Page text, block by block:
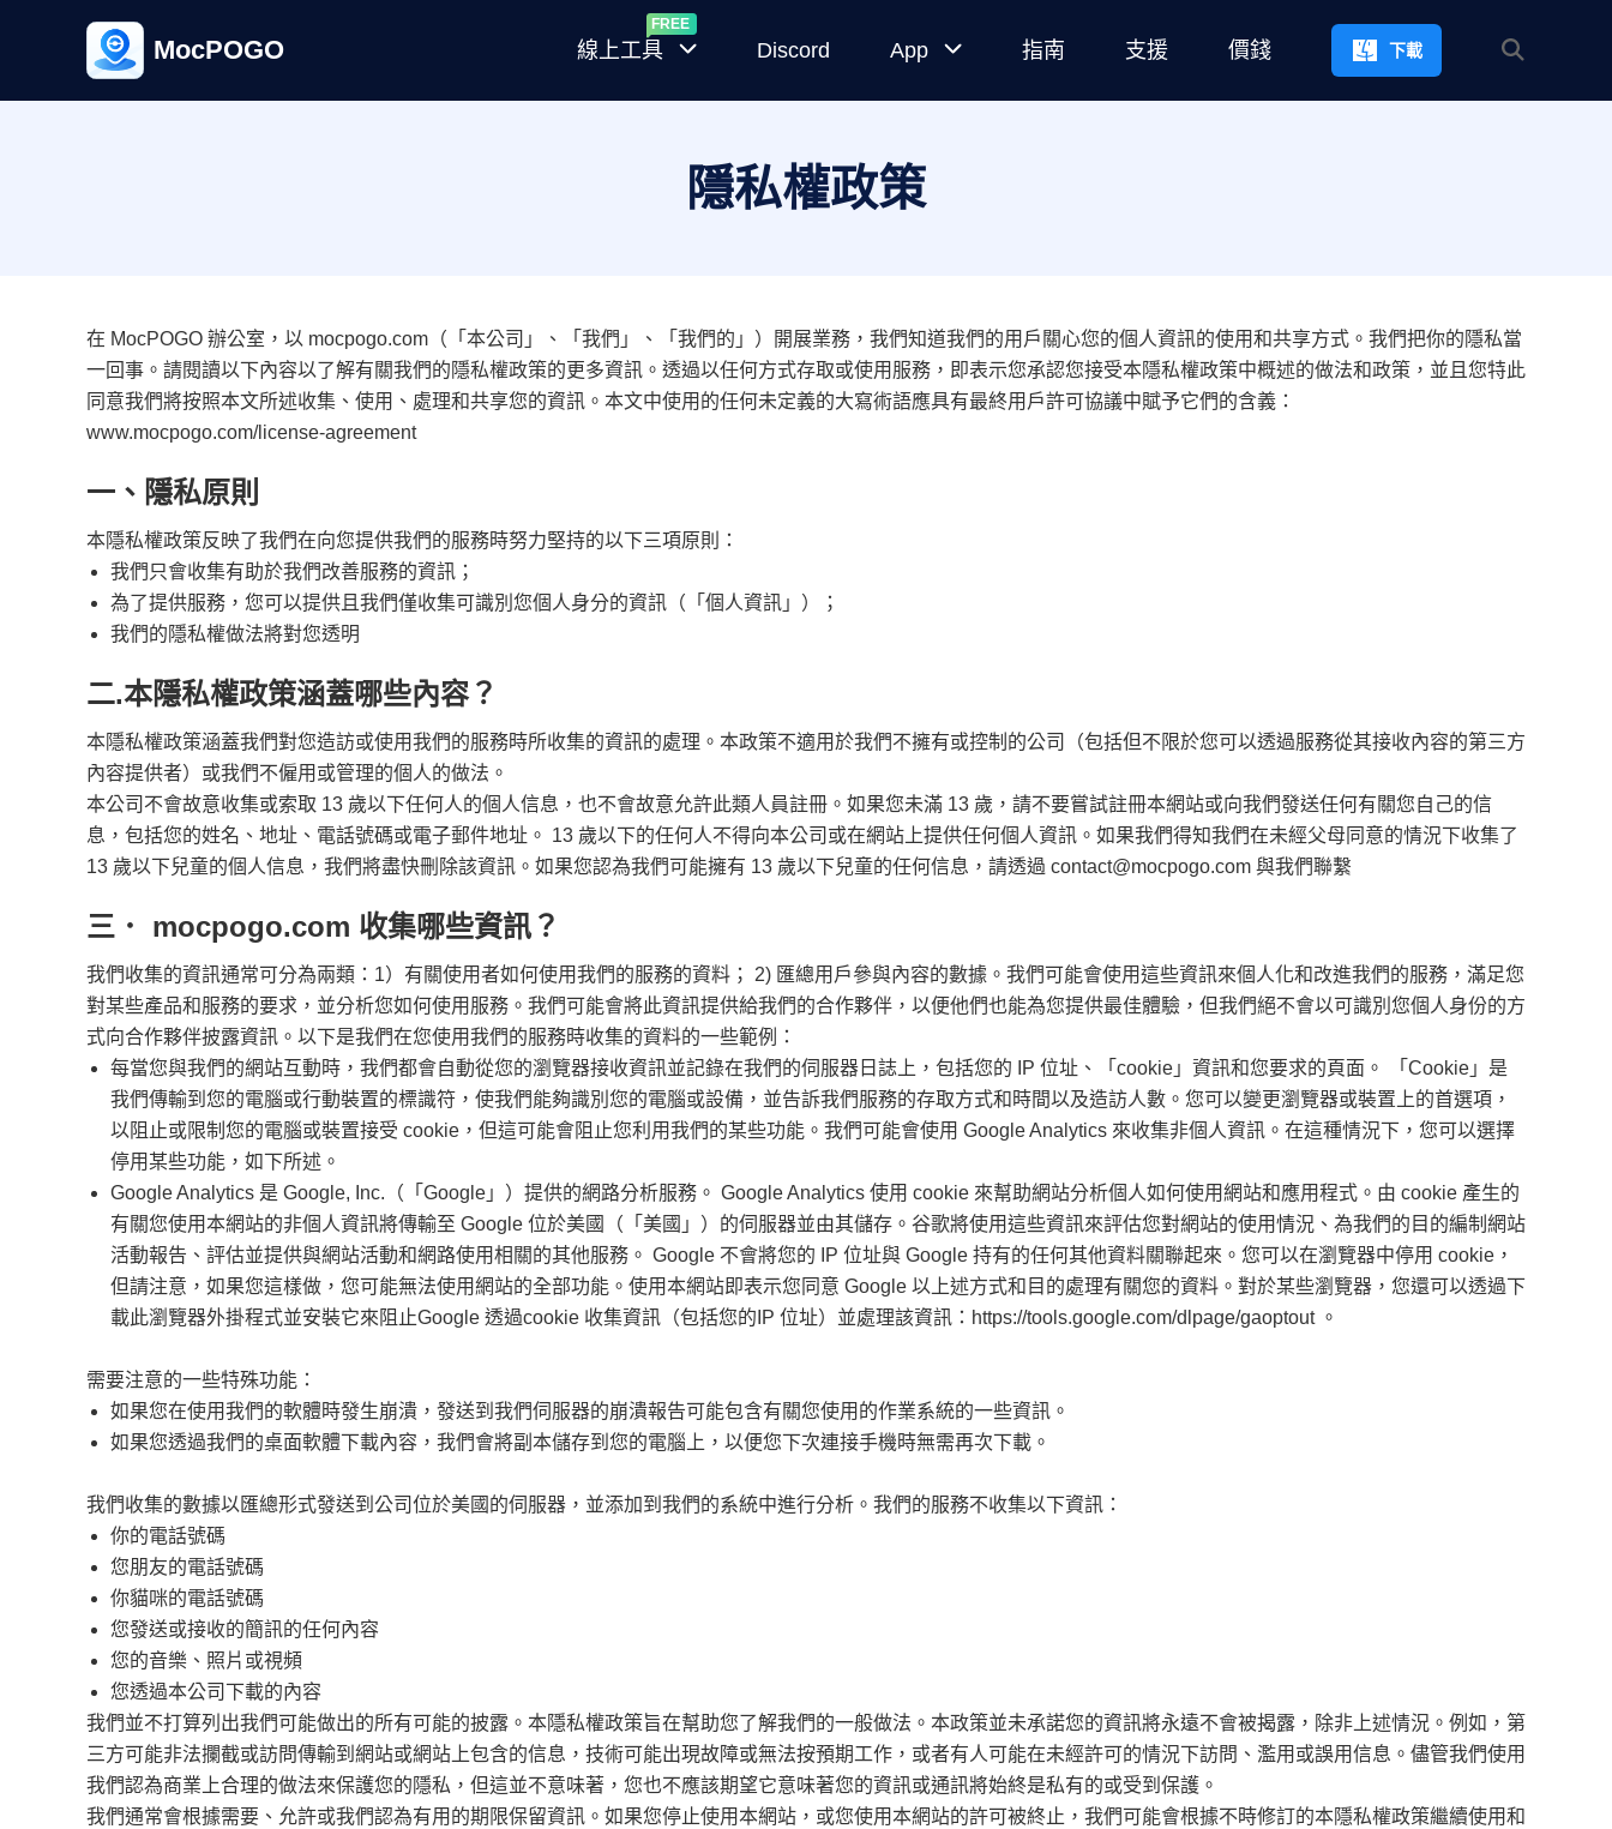
MocPOGO 線上工具
寶
計
機
Discord App
MocPOGO
for
Android
指南 支援 價錢 下載
隱私權政策
在 MocPOGO 辦公室，以 mocpogo.com（「本公司」、「我們」、「我們的」）開展業務，我們知道我們的用戶關心您的個人資訊的使用和共享方式。我們把你的隱私當
一回事。請閱讀以下內容以了解有關我們的隱私權政策的更多資訊。透過以任何方式存取或使用服務，即表示您承認您接受本隱私權政策中概述的做法和政策，並且您特此
同意我們將按照本文所述收集、使用、處理和共享您的資訊。本文中使用的任何未定義的大寫術語應具有最終用戶許可協議中賦予它們的含義：
www.mocpogo.com/license-agreement
一、隱私原則
本隱私權政策反映了我們在向您提供我們的服務時努力堅持的以下三項原則：
我們只會收集有助於我們改善服務的資訊；
為了提供服務，您可以提供且我們僅收集可識別您個人身分的資訊（「個人資訊」）；
我們的隱私權做法將對您透明
二.本隱私權政策涵蓋哪些內容？
本隱私權政策涵蓋我們對您造訪或使用我們的服務時所收集的資訊的處理。本政策不適用於我們不擁有或控制的公司（包括但不限於您可以透過服務從其接收內容的第三方
內容提供者）或我們不僱用或管理的個人的做法。
本公司不會故意收集或索取 13 歲以下任何人的個人信息，也不會故意允許此類人員註冊。如果您未滿 13 歲，請不要嘗試註冊本網站或向我們發送任何有關您自己的信
息，包括您的姓名、地址、電話號碼或電子郵件地址。 13 歲以下的任何人不得向本公司或在網站上提供任何個人資訊。如果我們得知我們在未經父母同意的情況下收集了
13 歲以下兒童的個人信息，我們將盡快刪除該資訊。如果您認為我們可能擁有 13 歲以下兒童的任何信息，請透過 contact@mocpogo.com 與我們聯繫
三． mocpogo.com 收集哪些資訊？
我們收集的資訊通常可分為兩類：1）有關使用者如何使用我們的服務的資料； 2) 匯總用戶參與內容的數據。我們可能會使用這些資訊來個人化和改進我們的服務，滿足您
對某些產品和服務的要求，並分析您如何使用服務。我們可能會將此資訊提供給我們的合作夥伴，以便他們也能為您提供最佳體驗，但我們絕不會以可識別您個人身份的方
式向合作夥伴披露資訊。以下是我們在您使用我們的服務時收集的資料的一些範例：
每當您與我們的網站互動時，我們都會自動從您的瀏覽器接收資訊並記錄在我們的伺服器日誌上，包括您的 IP 位址、「cookie」資訊和您要求的頁面。 「Cookie」是
我們傳輸到您的電腦或行動裝置的標識符，使我們能夠識別您的電腦或設備，並告訴我們服務的存取方式和時間以及造訪人數。您可以變更瀏覽器或裝置上的首選項，
以阻止或限制您的電腦或裝置接受 cookie，但這可能會阻止您利用我們的某些功能。我們可能會使用 Google Analytics 來收集非個人資訊。在這種情況下，您可以選擇
停用某些功能，如下所述。
Google Analytics 是 Google, Inc.（「Google」）提供的網路分析服務。 Google Analytics 使用 cookie 來幫助網站分析個人如何使用網站和應用程式。由 cookie 產生的
有關您使用本網站的非個人資訊將傳輸至 Google 位於美國（「美國」）的伺服器並由其儲存。谷歌將使用這些資訊來評估您對網站的使用情況、為我們的目的編制網站
活動報告、評估並提供與網站活動和網路使用相關的其他服務。 Google 不會將您的 IP 位址與 Google 持有的任何其他資料關聯起來。您可以在瀏覽器中停用 cookie，
但請注意，如果您這樣做，您可能無法使用網站的全部功能。使用本網站即表示您同意 Google 以上述方式和目的處理有關您的資料。對於某些瀏覽器，您還可以透過下
載此瀏覽器外掛程式並安裝它來阻止Google 透過cookie 收集資訊（包括您的IP 位址）並處理該資訊：https://tools.google.com/dlpage/gaoptout 。
需要注意的一些特殊功能：
如果您在使用我們的軟體時發生崩潰，發送到我們伺服器的崩潰報告可能包含有關您使用的作業系統的一些資訊。
如果您透過我們的桌面軟體下載內容，我們會將副本儲存到您的電腦上，以便您下次連接手機時無需再次下載。
我們收集的數據以匯總形式發送到公司位於美國的伺服器，並添加到我們的系統中進行分析。我們的服務不收集以下資訊：
你的電話號碼
您朋友的電話號碼
你貓咪的電話號碼
您發送或接收的簡訊的任何內容
您的音樂、照片或視頻
您透過本公司下載的內容
我們並不打算列出我們可能做出的所有可能的披露。本隱私權政策旨在幫助您了解我們的一般做法。本政策並未承諾您的資訊將永遠不會被揭露，除非上述情況。例如，第
三方可能非法攔截或訪問傳輸到網站或網站上包含的信息，技術可能出現故障或無法按預期工作，或者有人可能在未經許可的情況下訪問、濫用或誤用信息。儘管我們使用
我們認為商業上合理的做法來保護您的隱私，但這並不意味著，您也不應該期望它意味著您的資訊或通訊將始終是私有的或受到保護。
我們通常會根據需要、允許或我們認為有用的期限保留資訊。如果您停止使用本網站，或您使用本網站的許可被終止，我們可能會根據不時修訂的本隱私權政策繼續使用和